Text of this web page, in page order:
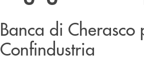
Banca di
Confindustria